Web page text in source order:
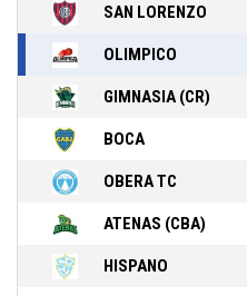
SAN LORENZO
OLIMPICO
GIMNASIA (CR)
BOCA
OBERA TC
ATENAS (CBA)
HISPANO